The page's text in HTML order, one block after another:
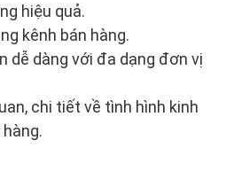
hiệu quả.
kênh bán hàng.
dễ dàng với đa dạng đơn vị
chi tiết về tình hình kinh